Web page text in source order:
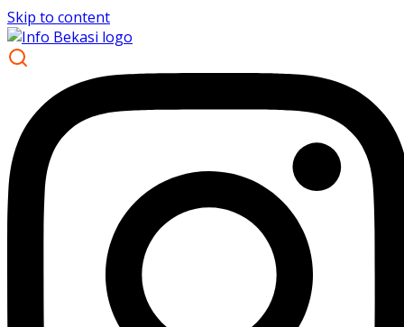
Skip to content